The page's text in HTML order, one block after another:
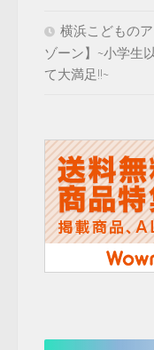
横浜こどもの
ゾーン】~小学生
て大満足!!~